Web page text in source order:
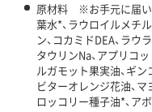
原材料 ※お手元に届い
葉水*、ラウロイルメチ
ン、コカミドDEA、ラ
タウリンNa、アプリコ
ルガモット果実油、ギン
ビターオレンジ花油、
ロッコリー種子油*、ア